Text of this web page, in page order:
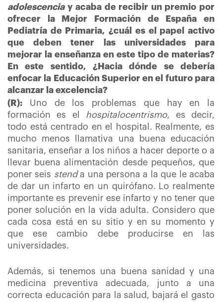
adolescenciay acaba de recibir un premio por
ofrecer la Mejor Formación de España en
Pediatría de Primaria, ¿cuál es el papel activo
que deben tener las universidades para
mejorar la enseñanza en este tipo de materias?
En este sentido, ¿Hacia dónde se debería
enfocar la Educación Superior en el futuro para
alcanzar la excelencia?
(R): Uno de los problemas que hay en la
formación es el hospitalocentrismo, es decir,
todo está centrado en el hospital. Realmente, es
mucho menos llamativa una buena educación
sanitaria, enseñar a los niños a hacer deporte o a
llevar buena alimentación desde pequeños, que
poner seis stenda una persona a la que le acaba
de dar un infarto en un quirófano. Lo realmente
importante es prevenir ese infarto y no tener que
poner solución en la vida adulta. Considero que
cada cosa está en su sitio y en su momento y
que ese cambio debe producirse en las
universidades.
Además, si tenemos una buena sanidad y una
medicina preventiva adecuada, junto a una
correcta educación para la salud, bajará el gasto